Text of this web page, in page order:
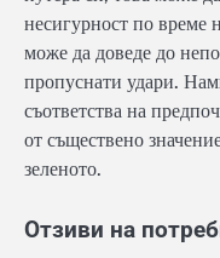
несигурност по време
може да доведе до
пропуснати удари.
съответства на
от съществено
зеленото.
Отзиви на